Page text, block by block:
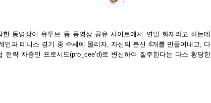
한 동영상이 유투브 등 동영상 공유 사이트에서 연일 화제라고 하는데
과 테니스 경기 중 수세에 몰리자, 자신의 분신 4개를 만들어내고, 다
략 차종인 프로시드(pro_cee’d)로 변신하여 질주한다는 다소 황당한